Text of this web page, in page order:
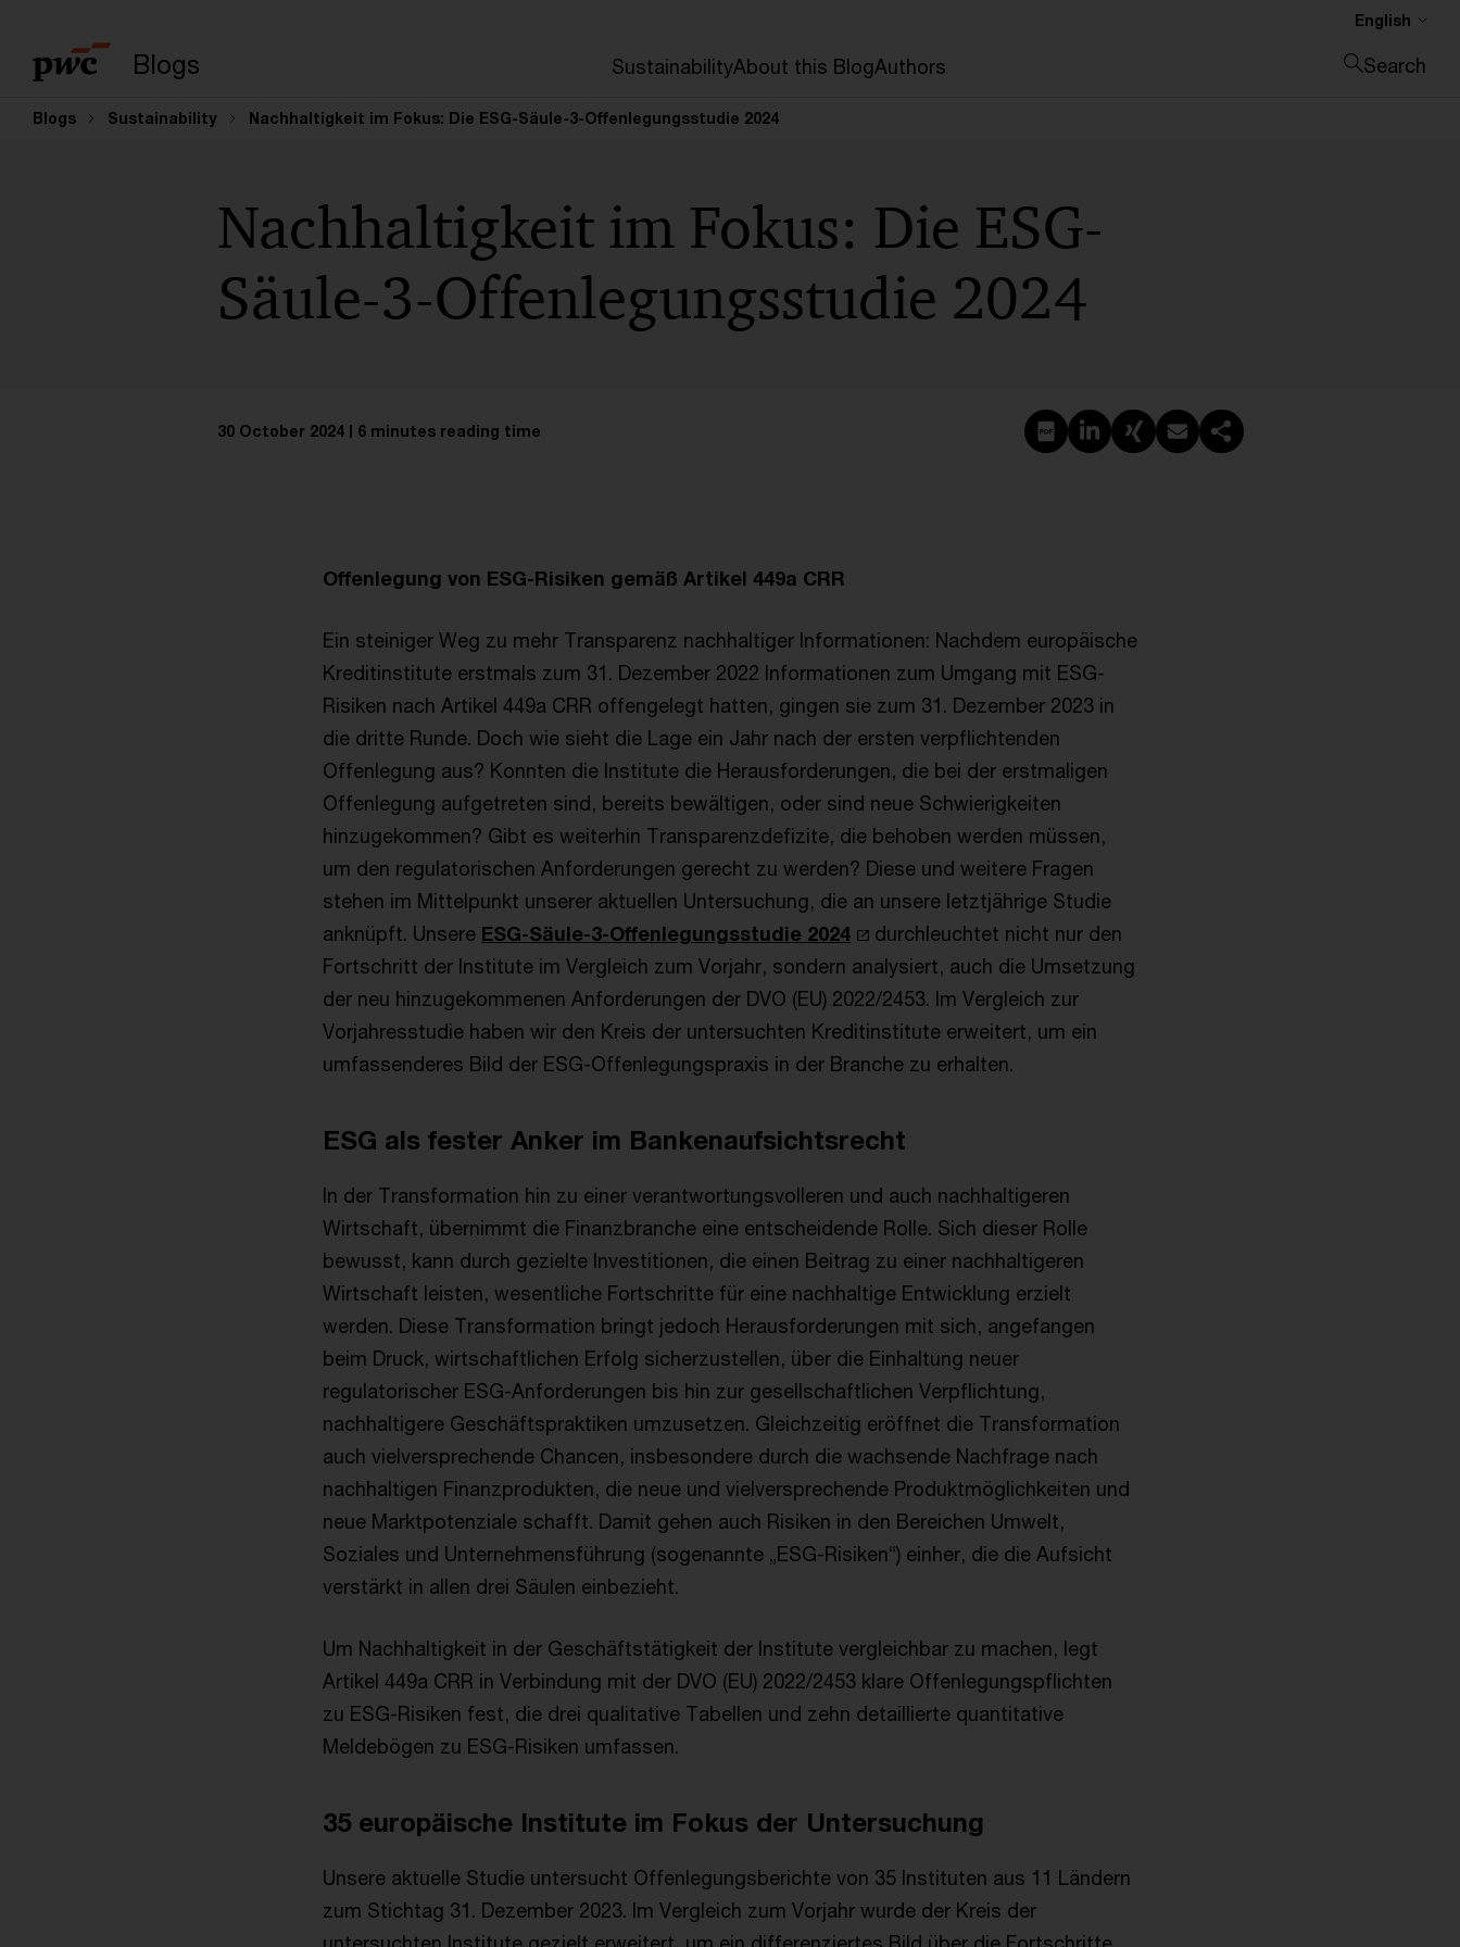
Blogs SustainabilityAbout this BlogAuthors
English
Search
Blogs Sustainability Nachhaltigkeit im Fokus: Die ESG-Säule-3-Offenlegungsstudie 2024
Nachhaltigkeit im Fokus: Die ESG-
Säule-3-Offenlegungsstudie 2024
30 October 2024 6 minutes reading time Create PDF
Share on LinkedIn
Share on Xing
Share via email
Copy link
Offenlegung von ESG-Risiken gemäß Artikel 449a CRR
Ein steiniger Weg zu mehr Transparenz nachhaltiger Informationen: Nachdem europäische
Kreditinstitute erstmals zum 31. Dezember 2022 Informationen zum Umgang mit ESG-
Risiken nach Artikel 449a CRR offengelegt hatten, gingen sie zum 31. Dezember 2023 in
die dritte Runde. Doch wie sieht die Lage ein Jahr nach der ersten verpflichtenden
Offenlegung aus? Konnten die Institute die Herausforderungen, die bei der erstmaligen
Offenlegung aufgetreten sind, bereits bewältigen, oder sind neue Schwierigkeiten
hinzugekommen? Gibt es weiterhin Transparenzdefizite, die behoben werden müssen,
um den regulatorischen Anforderungen gerecht zu werden? Diese und weitere Fragen
stehen im Mittelpunkt unserer aktuellen Untersuchung, die an unsere letztjährige Studie
anknüpft. Unsere ESG-Säule-3-Offenlegungsstudie 2024
durchleuchtet nicht nur den
Fortschritt der Institute im Vergleich zum Vorjahr, sondern analysiert, auch die Umsetzung
der neu hinzugekommenen Anforderungen der DVO (EU) 2022/2453. Im Vergleich zur
Vorjahresstudie haben wir den Kreis der untersuchten Kreditinstitute erweitert, um ein
umfassenderes Bild der ESG-Offenlegungspraxis in der Branche zu erhalten.
ESG als fester Anker im Bankenaufsichtsrecht
In der Transformation hin zu einer verantwortungsvolleren und auch nachhaltigeren
Wirtschaft, übernimmt die Finanzbranche eine entscheidende Rolle. Sich dieser Rolle
bewusst, kann durch gezielte Investitionen, die einen Beitrag zu einer nachhaltigeren
Wirtschaft leisten, wesentliche Fortschritte für eine nachhaltige Entwicklung erzielt
werden. Diese Transformation bringt jedoch Herausforderungen mit sich, angefangen
beim Druck, wirtschaftlichen Erfolg sicherzustellen, über die Einhaltung neuer
regulatorischer ESG-Anforderungen bis hin zur gesellschaftlichen Verpflichtung,
nachhaltigere Geschäftspraktiken umzusetzen. Gleichzeitig eröffnet die Transformation
auch vielversprechende Chancen, insbesondere durch die wachsende Nachfrage nach
nachhaltigen Finanzprodukten, die neue und vielversprechende Produktmöglichkeiten und
neue Marktpotenziale schafft. Damit gehen auch Risiken in den Bereichen Umwelt,
Soziales und Unternehmensführung (sogenannte „ESG-Risiken“) einher, die die Aufsicht
verstärkt in allen drei Säulen einbezieht.
Um Nachhaltigkeit in der Geschäftstätigkeit der Institute vergleichbar zu machen, legt
Artikel 449a CRR in Verbindung mit der DVO (EU) 2022/2453 klare Offenlegungspflichten
zu ESG-Risiken fest, die drei qualitative Tabellen und zehn detaillierte quantitative
Meldebögen zu ESG-Risiken umfassen.
35 europäische Institute im Fokus der Untersuchung
Unsere aktuelle Studie untersucht Offenlegungsberichte von 35 Instituten aus 11 Ländern
zum Stichtag 31. Dezember 2023. Im Vergleich zum Vorjahr wurde der Kreis der